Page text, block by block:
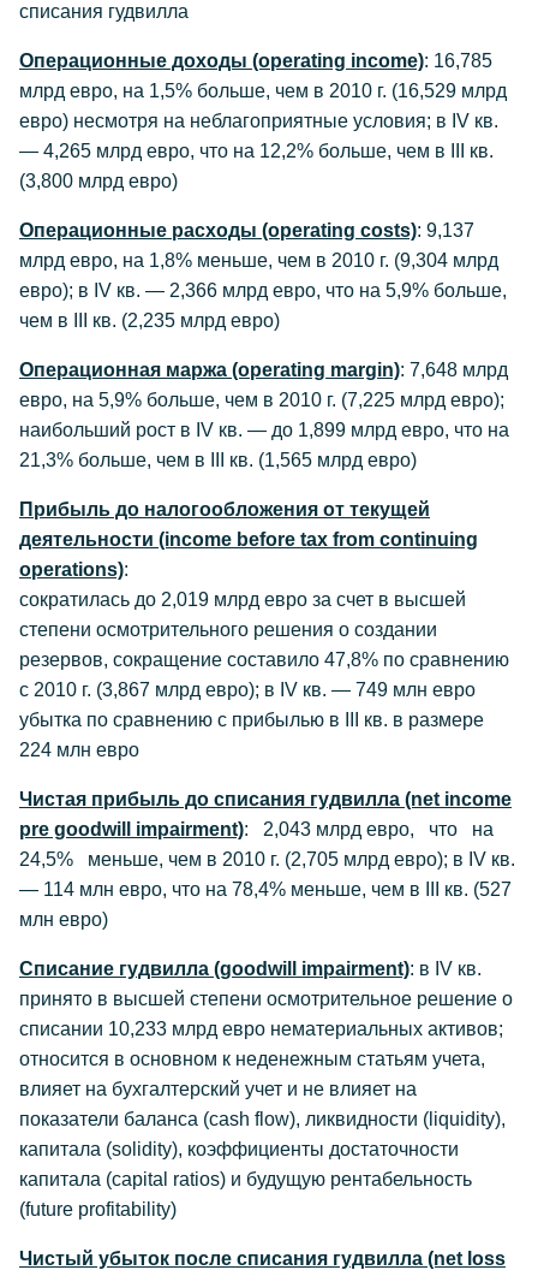
списания гудвилла
Операционные доходы (operating income): 16,785
млрд евро, на 1,5% больше, чем в 2010 г. (16,529 млрд
евро) несмотря на неблагоприятные условия; в IV кв.
— 4,265 млрд евро, что на 12,2% больше, чем в III кв.
(3,800 млрд евро)
Операционные расходы (operating costs): 9,137
млрд евро, на 1,8% меньше, чем в 2010 г. (9,304 млрд
евро); в IV кв. — 2,366 млрд евро, что на 5,9% больше,
чем в III кв. (2,235 млрд евро)
Операционная маржа (operating margin): 7,648 млрд
евро, на 5,9% больше, чем в 2010 г. (7,225 млрд евро);
наибольший рост в IV кв. — до 1,899 млрд евро, что на
21,3% больше, чем в III кв. (1,565 млрд евро)
Прибыль до налогообложения от текущей
деятельности (income before tax from continuing
operations):
сократилась до 2,019 млрд евро за счет в высшей
степени осмотрительного решения о создании
резервов, сокращение составило 47,8% по сравнению
с 2010 г. (3,867 млрд евро); в IV кв. — 749 млн евро
убытка по сравнению с прибылью в III кв. в размере
224 млн евро
Чистая прибыль до списания гудвилла (net income
pre goodwill impairment): 2,043 млрд евро, что на
24,5% меньше, чем в 2010 г. (2,705 млрд евро); в IV кв.
— 114 млн евро, что на 78,4% меньше, чем в III кв. (527
млн евро)
Списание гудвилла (goodwill impairment): в IV кв.
принято в высшей степени осмотрительное решение о
списании 10,233 млрд евро нематериальных активов;
относится в основном к неденежным статьям учета,
влияет на бухгалтерский учет и не влияет на
показатели баланса (cash flow), ликвидности (liquidity),
капитала (solidity), коэффициенты достаточности
капитала (capital ratios) и будущую рентабельность
(future profitability)
Чистый убыток после списания гудвилла (net loss